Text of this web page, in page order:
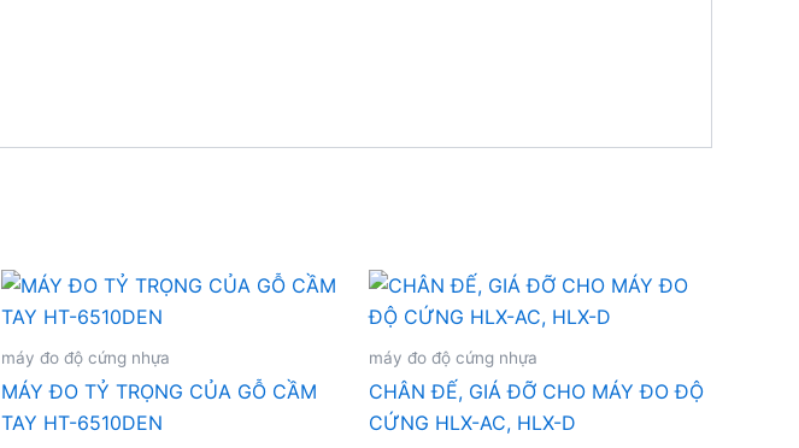
máy đo độ cứng nhựa
MÁY ĐO TỶ TRỌNG CỦA GỖ CẦM
TAY HT-6510DEN
máy đo độ cứng nhựa
CHÂN ĐẾ, GIÁ ĐỠ CHO MÁY ĐO ĐỘ
CỨNG HLX-AC, HLX-D